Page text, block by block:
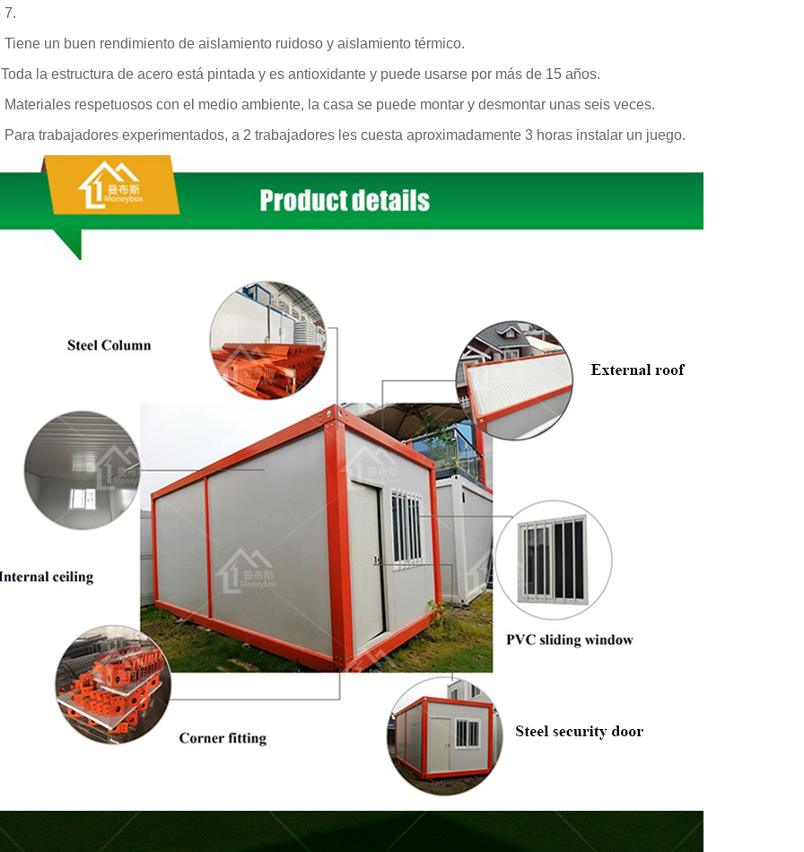
7.
un buen rendimiento de aislamiento ruidoso y aislamiento térmico.
la estructura de acero está pintada y es antioxidante y puede usarse por más de 15 años.
respetuosos con el medio ambiente, la casa se puede montar y desmontar unas seis veces.
trabajadores experimentados, a 2 trabajadores les cuesta aproximadamente 3 horas instalar un juego.